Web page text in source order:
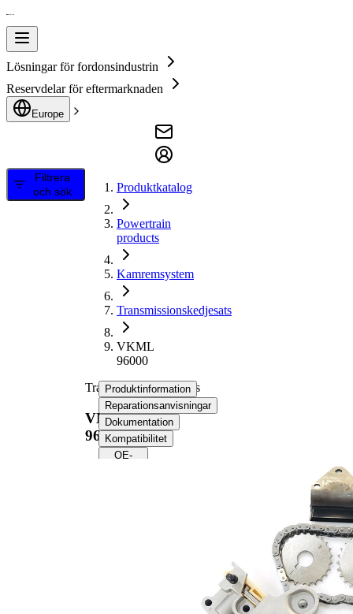
Lösningar för fordonsindustrin
Reservdelar för eftermarknaden
Europe
Filtrera
och sök
Produktkatalog
Powertrain
products
Kamremsystem
Transmissionskedjesats
VKML
96000
Transmissionskedjesats
VKML
96000
Produktinformation
Reparationsanvisningar
Dokumentation
Kompatibilitet
OE-
Värde
utan
Enkel
Kedja låst